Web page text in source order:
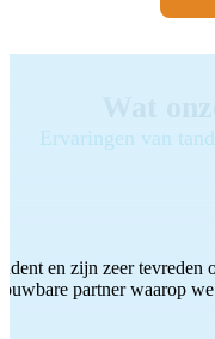
Ervaringen van
en zijn zeer
partner waarop